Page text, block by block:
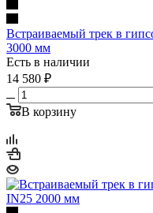
Встраиваемый трек в
3000 мм
Есть в наличии
14 580 ₽
В корзину